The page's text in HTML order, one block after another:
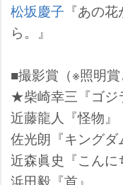
松坂慶子 『あの
ら。』
■撮影賞（※照明賞
★柴崎幸三『ゴジ
近藤龍人『怪物』
佐光朗『キングダ
近森眞史『こんに
浜田毅『首』